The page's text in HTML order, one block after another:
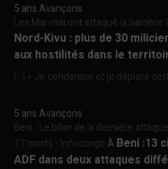
5 ans Avançons
Les Mai-mai ont attaqué la barrière
Nord-Kivu : plus de 30
aux hostilités dans le
[…] « Je condamne et je déplore
5 ans Avançons
Beni : Le bilan de la dernière
17 morts - InfocongoÀ Beni :13
ADF dans deux attaques